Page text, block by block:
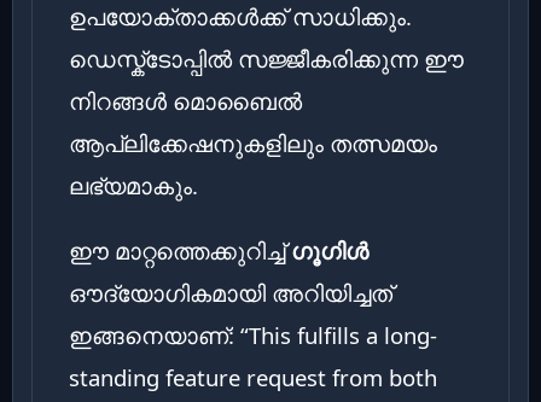
ഉപയോക്താക്കൾക്ക് സാധിക്കും.
ഡെസ്ക്ടോപ്പിൽ സജ്ജീകരിക്കുന്ന ഈ
നിറങ്ങൾ മൊബൈൽ
ആപ്ലിക്കേഷനുകളിലും തത്സമയം
ലഭ്യമാകും.
ഈ മാറ്റത്തെക്കുറിച്ച്ഗൂഗിൾ
ഔദ്യോഗികമായി അറിയിച്ചത്
ഇങ്ങനെയാണ്: “This fulfills a long-
standing feature request from both